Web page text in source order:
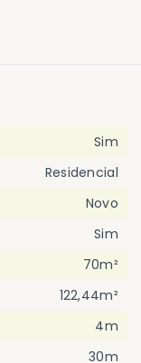
Sim
Residencial
Novo
Sim
70m²
122,44m²
4m
30m